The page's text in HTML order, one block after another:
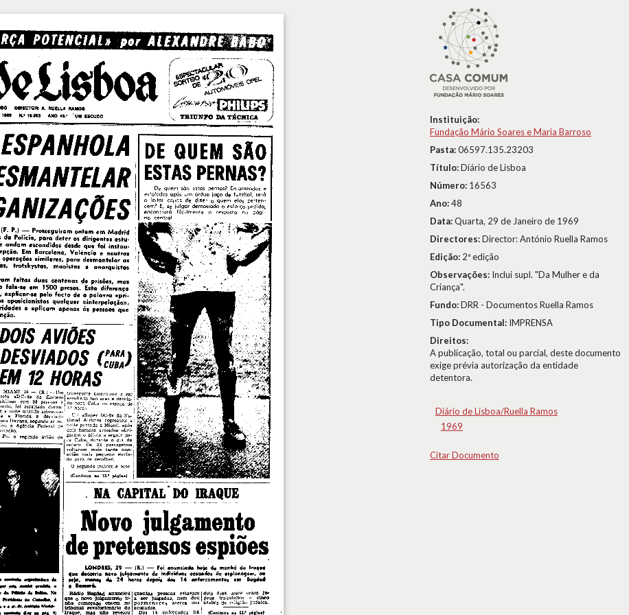
Instituição:
Fundação Mário Soares e Maria Barroso
Pasta:06597.135.23203
Título:Diário de Lisboa
Número: 16563
Ano:48
Data:Quarta, 29 de Janeiro de 1969
Directores:Director: António Ruella Ramos
Edição: 2ª edição
Observações: Inclui supl. "Da Mulher e da
Criança".
Fundo:DRR - Documentos Ruella Ramos
Tipo Documental: IMPRENSA
Direitos:
A publicação, total ou parcial, deste documento
exige prévia autorização da entidade
detentora.
Diário de Lisboa/Ruella Ramos
1969
Citar Documento